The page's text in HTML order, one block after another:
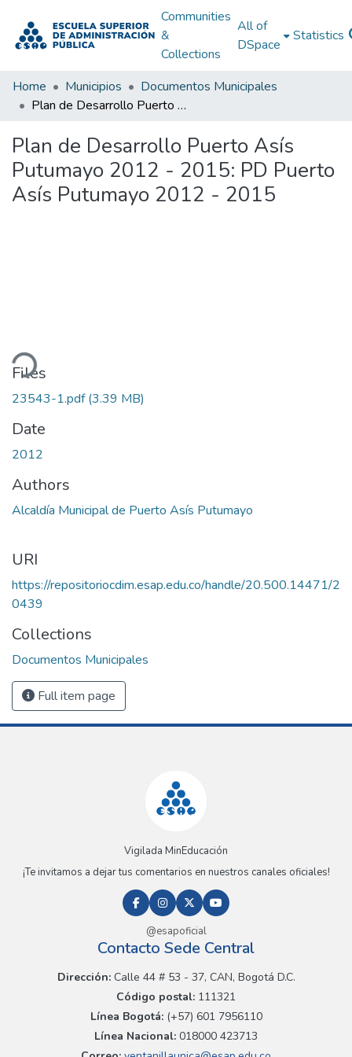
Communities
&
Collections
All of
DSpace
Statistics
Home Municipios
Documentos Municipales
Plan de Desarrollo Puerto Asís Putumayo 2012 - 2015: PD Puerto Asís Putumayo 2012 - 2015
Plan de Desarrollo Puerto Asís
Putumayo 2012 - 2015: PD Puerto
Asís Putumayo 2012 - 2015
Files
23543-1.pdf(3.39 MB)
Date
2012
Authors
Alcaldía Municipal de Puerto Asís Putumayo
URI
https://repositoriocdim.esap.edu.co/handle/20.500.14471/2
0439
Collections
Documentos Municipales
Full item page
Vigilada MinEducación
¡Te invitamos a dejar tus comentarios en nuestros canales oficiales!
@esapoficial
Contacto Sede Central
Dirección:Calle 44 # 53 - 37, CAN, Bogotá D.C.
Código postal: 111321
Línea Bogotá:(+57) 601 7956110
Línea Nacional: 018000 423713